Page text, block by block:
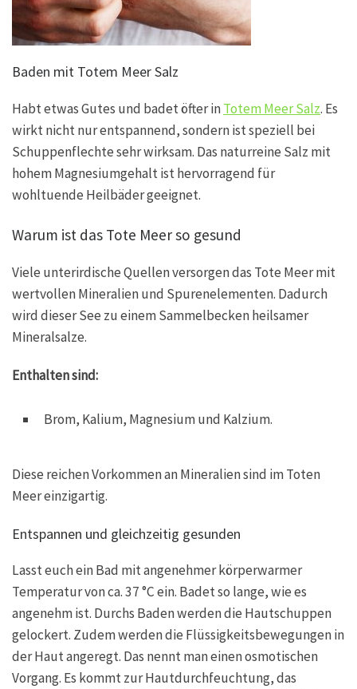
Baden mit Totem Meer Salz
Habt etwas Gutes und badet öfter inTotem Meer Salz. Es
wirkt nicht nur entspannend, sondern ist speziell bei
Schuppenflechte sehr wirksam. Das naturreine Salz mit
hohem Magnesiumgehalt ist hervorragend für
wohltuende Heilbäder geeignet.
Warum ist das Tote Meer so gesund
Viele unterirdische Quellen versorgen das Tote Meer mit
wertvollen Mineralien und Spurenelementen. Dadurch
wird dieser See zu einem Sammelbecken heilsamer
Mineralsalze.
Enthalten sind:
Brom, Kalium, Magnesium und Kalzium.
Diese reichen Vorkommen an Mineralien sind im Toten
Meer einzigartig.
Entspannen und gleichzeitig gesunden
Lasst euch ein Bad mit angenehmer körperwarmer
Temperatur von ca. 37 °C ein. Badet so lange, wie es
angenehm ist. Durchs Baden werden die Hautschuppen
gelockert. Zudem werden die Flüssigkeitsbewegungen in
der Haut angeregt. Das nennt man einen osmotischen
Vorgang. Es kommt zur Hautdurchfeuchtung, das